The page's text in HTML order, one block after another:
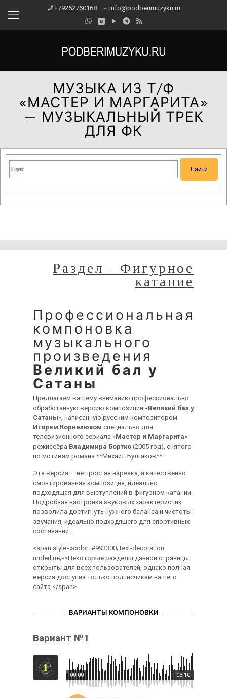
+79252760168 info@podberimuzyku.ru
МУЗЫКА ИЗ Т/Ф
«МАСТЕР И МАРГАРИТА»
— МУЗЫКАЛЬНЫЙ ТРЕК
ДЛЯ ФК
Раздел - Фигурное
катание
Профессиональная
компоновка
музыкального
произведения
Великий бал у
Сатаны
Предлагаем вашему вниманию профессионально
обработанную версию композиции «Великий бал у
Сатаны«, написанную русским композитором
Игорем Корнелюком специально для
телевизионного сериала «Мастер и Маргарита»
режиссёра Владимира Бортко (2005 год), снятого
по мотивам романа **Михаил Булгаков**.
Эта версия — не простая нарезка, а качественно
смонтированная композиция, идеально
подходящая для выступлений в фигурном катании.
Подробная настройка звуковых характеристик
позволила достигнуть нужного баланса и чистоты
звучания, идеально подходящего для спортивных
состязаний.
<span style=»color: #993300; text-decoration:
underline;»>Некоторые разделы данной страницы
открыты для всех пользователей, однако полная
версия доступна только подписчикам нашего
сайта.</span>
ВАРИАНТЫ КОМПОНОВКИ
Вариант №1
03:10
00:00